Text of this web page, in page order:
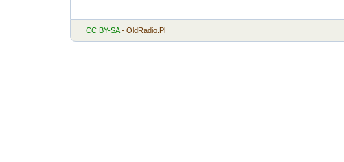
CC BY-SA- OldRadio.Pl